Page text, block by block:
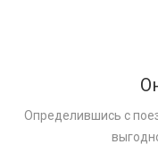
Определившись с